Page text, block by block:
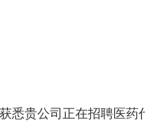
贵公司正在招聘医药